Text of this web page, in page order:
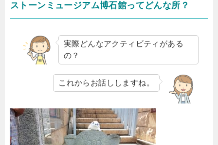
ストーンミュージアム博石館ってどんな所？
実際どんなアクティビティがある
の？
これからお話ししますね。